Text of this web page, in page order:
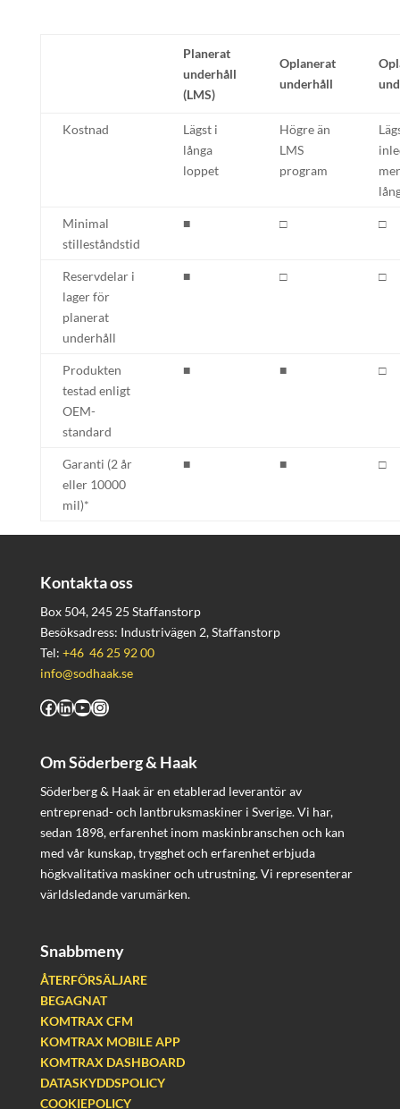
Planerat
underhåll
(LMS)
Oplanerat
underhåll
Kostnad
Lägst i
långa
loppet
Högre än
LMS
program
Minimal
stilleståndstid
■ □ □
Reservdelar i
lager för
planerat
underhåll
■ □ □
Produkten
testad enligt
OEM-
standard
■ ■ □
Garanti (2 år
eller 10000
mil)*
■ ■ □
Kontakta oss
Box 504, 245 25 Staffanstorp
Besöksadress: Industrivägen 2, Staffanstorp
Tel: +46 46 25 92 00
info@sodhaak.se
Facebook
LinkedIn
YouTube
Instagram
Om Söderberg & Haak
Söderberg & Haak är en etablerad leverantör av
entreprenad- och lantbruksmaskiner i Sverige. Vi har,
sedan 1898, erfarenhet inom maskinbranschen och kan
med vår kunskap, trygghet och erfarenhet erbjuda
högkvalitativa maskiner och utrustning. Vi representerar
världsledande varumärken.
Snabbmeny
ÅTERFÖRSÄLJARE
BEGAGNAT
KOMTRAX CFM
KOMTRAX MOBILE APP
KOMTRAX DASHBOARD
DATASKYDDSPOLICY
COOKIEPOLICY